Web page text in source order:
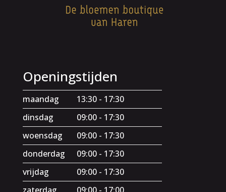
Openingstijden
maandag
13:30 - 17:30
dinsdag
09:00 - 17:30
woensdag
09:00 - 17:30
donderdag
09:00 - 17:30
vrijdag
09:00 - 17:30